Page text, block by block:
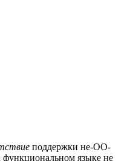
поддержки не-ОО-
функциональном языке не